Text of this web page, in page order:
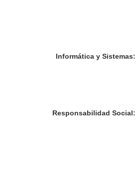
Informática y Sistemas:
Responsabilidad Social: